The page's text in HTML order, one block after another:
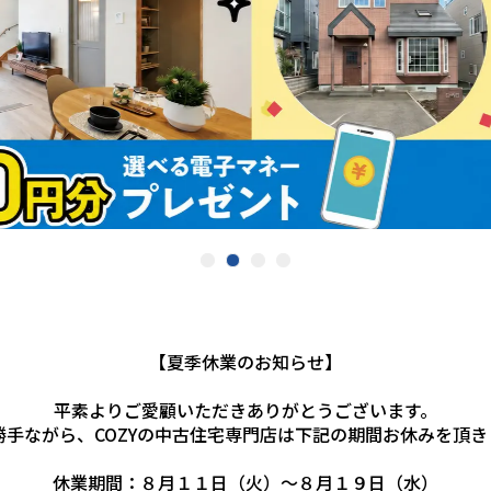
【夏季休業のお知らせ】
平素よりご愛顧いただきありがとうございます。
ながら、COZYの中古住宅専門店は下記の期間お休みを頂
休業期間：８月１１日（火）～８月１９日（水）